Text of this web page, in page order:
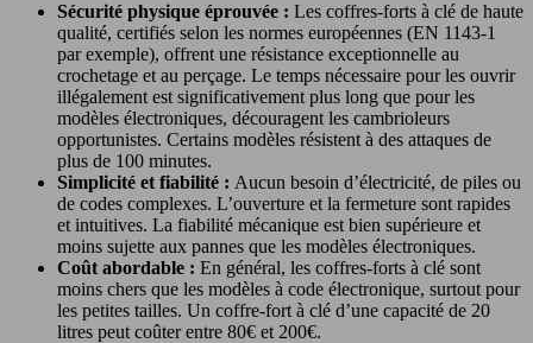
Sécurité physique éprouvée : Les coffres-forts à clé de haute
qualité, certifiés selon les normes européennes (EN 1143-1
par exemple), offrent une résistance exceptionnelle au
crochetage et au perçage. Le temps nécessaire pour les ouvrir
illégalement est significativement plus long que pour les
modèles électroniques, découragent les cambrioleurs
opportunistes. Certains modèles résistent à des attaques de
plus de 100 minutes.
Simplicité et fiabilité : Aucun besoin d’électricité, de piles ou
de codes complexes. L’ouverture et la fermeture sont rapides
et intuitives. La fiabilité mécanique est bien supérieure et
moins sujette aux pannes que les modèles électroniques.
Coût abordable : En général, les coffres-forts à clé sont
moins chers que les modèles à code électronique, surtout pour
les petites tailles. Un coffre-fort à clé d’une capacité de 20
litres peut coûter entre 80€ et 200€.